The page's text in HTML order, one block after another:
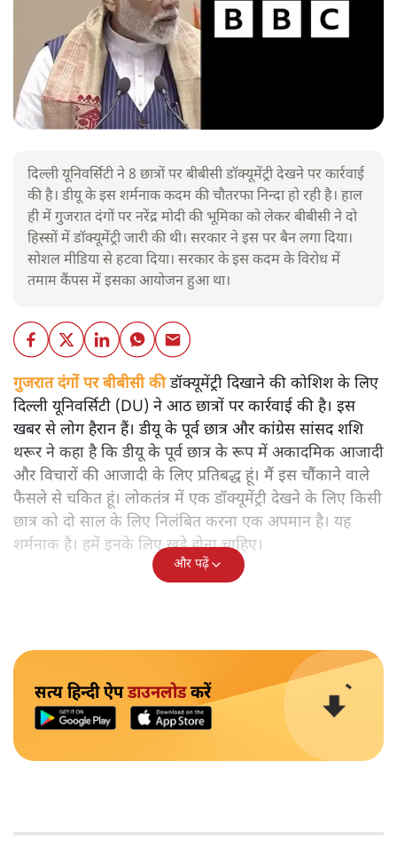
दिल्ली यूनिवर्सिटी ने 8 छात्रों पर बीबीसी डॉक्यूमेंट्री देखने पर कार्रवाई
की है। डीयू के इस शर्मनाक कदम की चौतरफा निन्दा हो रही है। हाल
ही में गुजरात दंगों पर नरेंद्र मोदी की भूमिका को लेकर बीबीसी ने दो
हिस्सों में डॉक्यूमेंट्री जारी की थी। सरकार ने इस पर बैन लगा दिया।
सोशल मीडिया से हटवा दिया। सरकार के इस कदम के विरोध में
तमाम कैंपस में इसका आयोजन हुआ था।
गुजरात दंगों पर बीबीसी कीडॉक्यूमेंट्री दिखाने की कोशिश के लिए
दिल्ली यूनिवर्सिटी (DU) ने आठ छात्रों पर कार्रवाई की है। इस
खबर से लोग हैरान हैं। डीयू के पूर्व छात्र और कांग्रेस सांसद शशि
थरूर ने कहा है कि डीयू के पूर्व छात्र के रूप में अकादमिक आजादी
और विचारों की आजादी के लिए प्रतिबद्ध हूं। मैं इस चौंकाने वाले
फैसले से चकित हूं। लोकतंत्र में एक डॉक्यूमेंट्री देखने के लिए किसी
छात्र को दो साल के लिए निलंबित करना एक अपमान है। यह
शर्मनाक है। हमें इनके लिए खड़े होना चाहिए।
और पढ़ें
सत्य हिन्दी ऐपडाउनलोडकरें